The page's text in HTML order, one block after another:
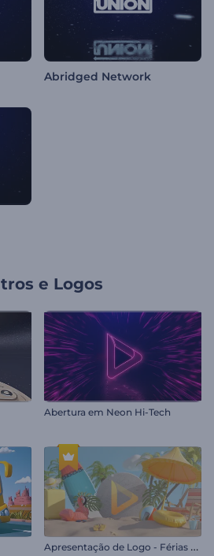
Abridged Network
e Logos
Abertura em Neon Hi-Tech
A
presentação de Logo - Férias de Verão